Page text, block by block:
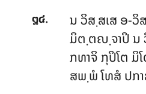
໘໔.
ນ ວິສ຺ສເສ ອ-
ມິຕ຺ຕຎ຺ຈາປິ ນ
ກທາຈິ ກຸປິໂຕ ມິ
ສພ຺ພໍ ໂທສໍ ປກາ